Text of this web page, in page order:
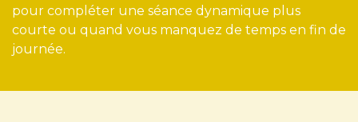
pour compléter une séance dynamique plus
courte ou quand vous manquez de temps en fin de
journée.